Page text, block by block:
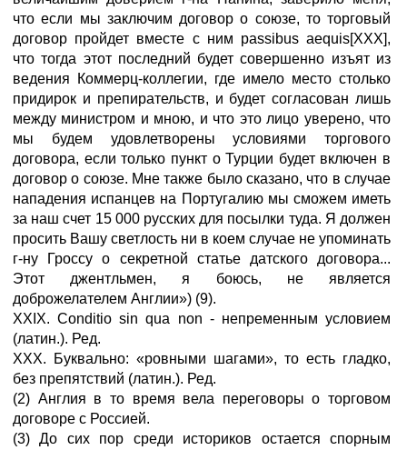
что если мы заключим договор о союзе, то торговый
договор пройдет вместе с ним passibus aequis[XXX],
что тогда этот последний будет совершенно изъят из
ведения Коммерц-коллегии, где имело место столько
придирок и препирательств, и будет согласован лишь
между министром и мною, и что это лицо уверено, что
мы будем удовлетворены условиями торгового
договора, если только пункт о Турции будет включен в
договор о союзе. Мне также было сказано, что в случае
нападения испанцев на Португалию мы сможем иметь
за наш счет 15 000 русских для посылки туда. Я должен
просить Вашу светлость ни в коем случае не упоминать
г-ну Гроссу о секретной статье датского договора...
Этот джентльмен, я боюсь, не является
доброжелателем Англии») (9).
XXIX. Conditio sin qua non - непременным условием
(латин.). Ред.
XXX. Буквально: «ровными шагами», то есть гладко,
без препятствий (латин.). Ред.
(2) Англия в то время вела переговоры о торговом
договоре с Россией.
(3) До сих пор среди историков остается спорным